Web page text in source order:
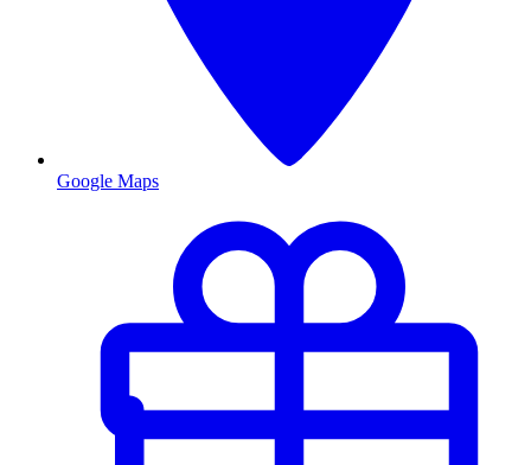
Google Maps